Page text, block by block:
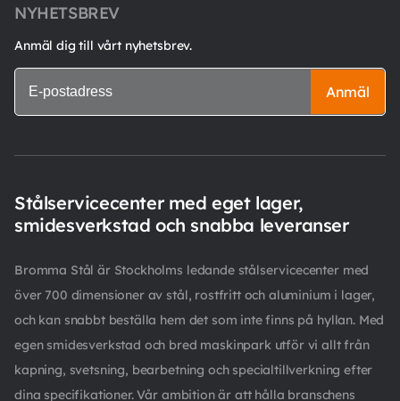
NYHETSBREV
Anmäl dig till vårt nyhetsbrev.
Anmäl
Stålservicecenter med eget lager,
smidesverkstad och snabba leveranser
Bromma Stål är Stockholms ledande stålservicecenter med
över 700 dimensioner av stål, rostfritt och aluminium i lager,
och kan snabbt beställa hem det som inte finns på hyllan. Med
egen smidesverkstad och bred maskinpark utför vi allt från
kapning, svetsning, bearbetning och specialtillverkning efter
dina specifikationer. Vår ambition är att hålla branschens